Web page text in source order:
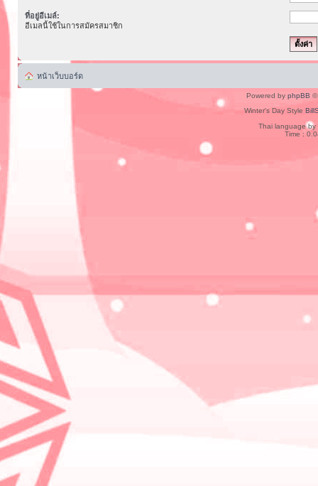
ที่อยู่อีเมล์:
อีเมลนี้ใช้ในการสมัครสมาชิก
หน้าเว็บบอร์ด
Powered by phpBB ©
Winter's Day Style
Thai language by
Time :